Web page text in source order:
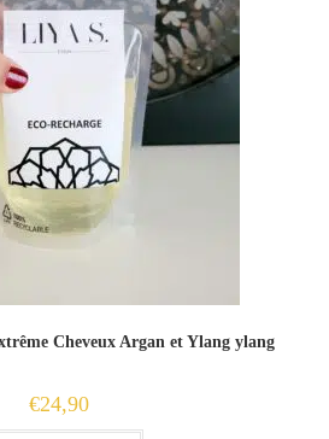
Cheveux Argan et Ylang ylang
€24,90